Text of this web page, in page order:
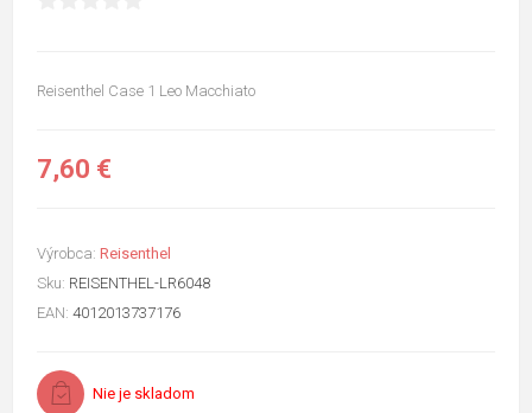
Reisenthel Case 1 Leo Macchiato
7,60 €
Výrobca: Reisenthel
Sku: REISENTHEL-LR6048
EAN: 4012013737176
Nie je skladom